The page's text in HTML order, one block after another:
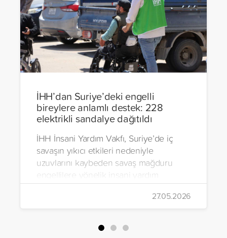
İHH’dan Suriye’deki engelli
bireylere anlamlı destek: 228
elektrikli sandalye dağıtıldı
İHH İnsani Yardım Vakfı, Suriye’de iç
savaşın yıkıcı etkileri nedeniyle
uzuvlarını kaybeden savaş mağduru
engellilere yönelik insani yardım
çalışmalarını aralıksız sürdürüyor. Vakıf,
yürütülen son projeyle Suriye’nin Şam,
Halep, Hama, Humus ve İdlib
bölgelerinde zor şartlarda yaşayan
27.05.2026